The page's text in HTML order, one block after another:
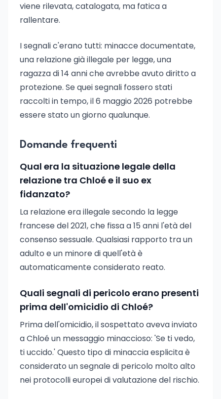
viene rilevata, catalogata, ma fatica a
rallentare.
I segnali c'erano tutti: minacce documentate,
una relazione già illegale per legge, una
ragazza di 14 anni che avrebbe avuto diritto a
protezione. Se quei segnali fossero stati
raccolti in tempo, il 6 maggio 2026 potrebbe
essere stato un giorno qualunque.
Domande frequenti
Qual era la situazione legale della
relazione tra Chloé e il suo ex
fidanzato?
La relazione era illegale secondo la legge
francese del 2021, che fissa a 15 anni l'età del
consenso sessuale. Qualsiasi rapporto tra un
adulto e un minore di quell'età è
automaticamente considerato reato.
Quali segnali di pericolo erano presenti
prima dell'omicidio di Chloé?
Prima dell'omicidio, il sospettato aveva inviato
a Chloé un messaggio minaccioso: 'Se ti vedo,
ti uccido.' Questo tipo di minaccia esplicita è
considerato un segnale di pericolo molto alto
nei protocolli europei di valutazione del rischio.